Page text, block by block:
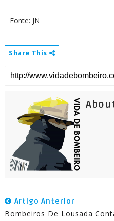
Fonte: JN
Share This
Artigo Anterior
Bombeiros De Lousada